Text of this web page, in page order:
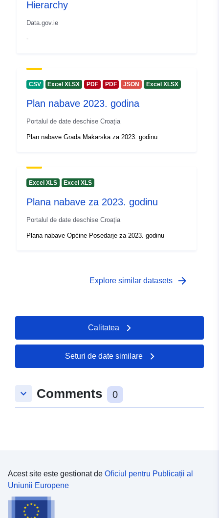
Hierarchy
Data.gov.ie
-
CSV Excel XLSX PDF PDF JSON Excel XLSX
Plan nabave 2023. godina
Portalul de date deschise Croația
Plan nabave Grada Makarska za 2023. godinu
Excel XLS Excel XLS
Plana nabave za 2023. godinu
Portalul de date deschise Croația
Plana nabave Općine Posedarje za 2023. godinu
Explore similar datasets arrow_forward
Calitatea
Seturi de date similare
keyboard_arrow_down Comments 0
Acest site este gestionat de Oficiul pentru Publicații al
Uniunii Europene